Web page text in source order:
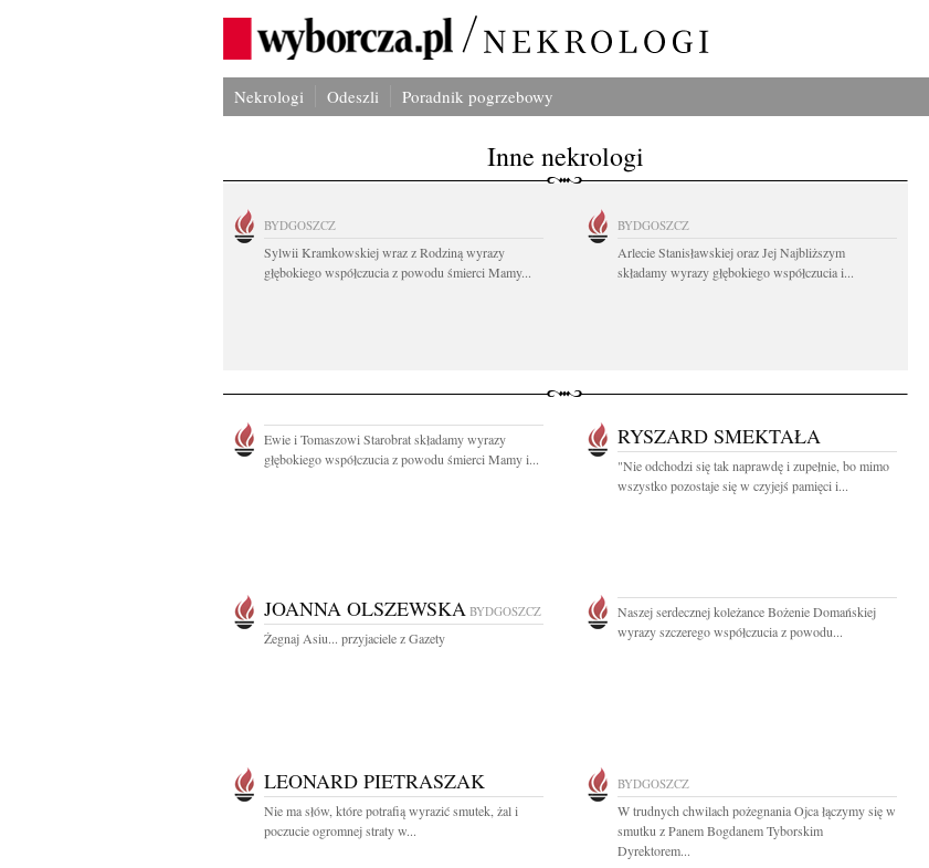
Nekrologi Odeszli Poradnik pogrzebowy
Inne nekrologi
BYDGOSZCZ
Sylwii Kramkowskiej wraz z Rodziną wyrazy
głębokiego współczucia z powodu śmierci Mamy...
BYDGOSZCZ
Arlecie Stanisławskiej oraz Jej Najbliższym
składamy wyrazy głębokiego współczucia i...
Ewie i Tomaszowi Starobrat składamy wyrazy
głębokiego współczucia z powodu śmierci Mamy i...
RYSZARD SMEKTAŁA
"Nie odchodzi się tak naprawdę i zupełnie, bo mimo
wszystko pozostaje się w czyjejś pamięci i...
JOANNA OLSZEWSKA BYDGOSZCZ
Żegnaj Asiu... przyjaciele z Gazety
Naszej serdecznej koleżance Bożenie Domańskiej
wyrazy szczerego współczucia z powodu...
LEONARD PIETRASZAK
Nie ma słów, które potrafią wyrazić smutek, żal i
poczucie ogromnej straty w...
BYDGOSZCZ
W trudnych chwilach pożegnania Ojca łączymy się w
smutku z Panem Bogdanem Tyborskim
Dyrektorem...